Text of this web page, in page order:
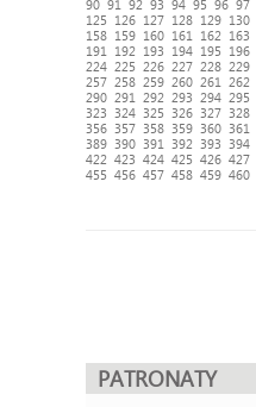
90 91 92 93 94 95 96 97
125
126 127 128 129 130
158 159 160 161 162 163
191
192 193 194 195 196
224 225 226 227 228 229
257 258 259 260 261 262
290 291 292 293 294 295
323
324 325 326 327 328
356 357 358 359 360 361
389 390 391 392 393 394
422 423 424 425 426 427
455 456 457 458 459 460
PATRONATY